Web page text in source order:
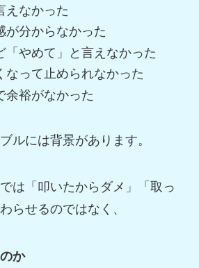
えなかった
が分からなかった
「やめて」と言えなかった
なって止められなかった
余裕がなかった
ルには背景があります。
は「叩いたからダメ」「取っ
らせるのではなく、
か